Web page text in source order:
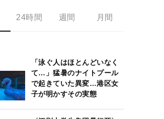
24時間 週間 月間
「泳ぐ人はほとんどいなく
て…」猛暑のナイトプール
で起きていた異変…港区女
子が明かすその実態